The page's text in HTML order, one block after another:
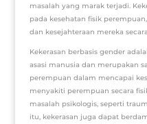
masalah yang marak terjadi.
pada kesehatan fisik
dan kesejahteraan mereka
Kekerasan berbasis gender
asasi manusia dan merupakan
perempuan dalam mencapai
menyakiti perempuan secara
masalah psikologis, seperti
itu, kekerasan juga dapat